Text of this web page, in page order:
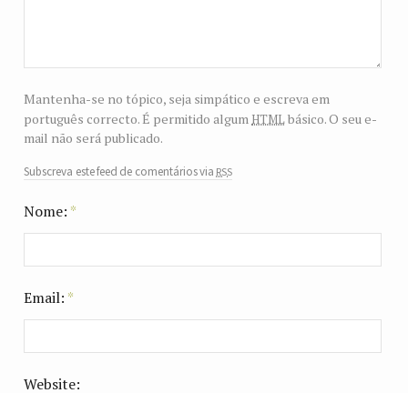
Mantenha-se no tópico, seja simpático e escreva em
português correcto. É permitido algum htmlbásico. O seu e-
mail não será publicado.
Subscreva este feed de comentários via rss
Nome: *
Email: *
Website: